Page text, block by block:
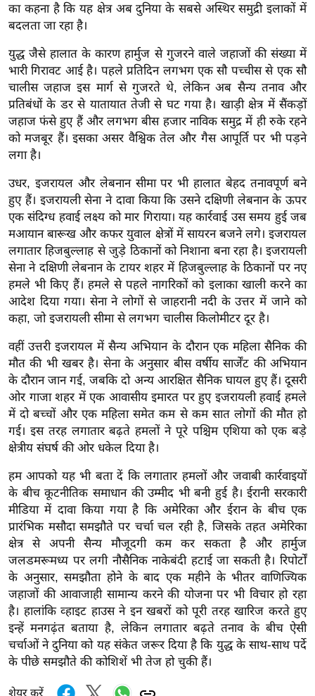
बॉ
ली
वु
ड
हॉ
ली
वु
ड
फि
ल्म
स
मी
क्षा
B
r
e
a
i
n
g
N
e
w
ला
इ
फ
स्टा
इ
ल
टे
क्नॉ
लॉ
जी
टी
का कहना है कि यह क्षेत्र अब दुनिया के सबसे अस्थिर समुद्री इलाकों में
बदलता जा रहा है।
युद्ध जैसे हालात के कारण हार्मुज से गुजरने वाले जहाजों की संख्या में
भारी गिरावट आई है। पहले प्रतिदिन लगभग एक सौ पच्चीस से एक सौ
चालीस जहाज इस मार्ग से गुजरते थे, लेकिन अब सैन्य तनाव और
प्रतिबंधों के डर से यातायात तेजी से घट गया है। खाड़ी क्षेत्र में सैंकड़ों
जहाज फंसे हुए हैं और लगभग बीस हजार नाविक समुद्र में ही रुके रहने
को मजबूर हैं। इसका असर वैश्विक तेल और गैस आपूर्ति पर भी पड़ने
लगा है।
उधर, इजरायल और लेबनान सीमा पर भी हालात बेहद तनावपूर्ण बने
हुए हैं। इजरायली सेना ने दावा किया कि उसने दक्षिणी लेबनान के ऊपर
एक संदिग्ध हवाई लक्ष्य को मार गिराया। यह कार्रवाई उस समय हुई जब
मआयान बारूख और कफर युवाल क्षेत्रों में सायरन बजने लगे। इजरायल
लगातार हिजबुल्लाह से जुड़े ठिकानों को निशाना बना रहा है। इजरायली
सेना ने दक्षिणी लेबनान के टायर शहर में हिजबुल्लाह के ठिकानों पर नए
हमले भी किए हैं। हमले से पहले नागरिकों को इलाका खाली करने का
आदेश दिया गया। सेना ने लोगों से जाहरानी नदी के उत्तर में जाने को
कहा, जो इजरायली सीमा से लगभग चालीस किलोमीटर दूर है।
वहीं उत्तरी इजरायल में सैन्य अभियान के दौरान एक महिला सैनिक की
मौत की भी खबर है। सेना के अनुसार बीस वर्षीय सार्जेंट की अभियान
के दौरान जान गई, जबकि दो अन्य आरक्षित सैनिक घायल हुए हैं। दूसरी
ओर गाजा शहर में एक आवासीय इमारत पर हुए इजरायली हवाई हमले
में दो बच्चों और एक महिला समेत कम से कम सात लोगों की मौत हो
गई। इस तरह लगातार बढ़ते हमलों ने पूरे पश्चिम एशिया को एक बड़े
क्षेत्रीय संघर्ष की ओर धकेल दिया है।
हम आपको यह भी बता दें कि लगातार हमलों और जवाबी कार्रवाइयों
के बीच कूटनीतिक समाधान की उम्मीद भी बनी हुई है। ईरानी सरकारी
मीडिया में दावा किया गया है कि अमेरिका और ईरान के बीच एक
प्रारंभिक मसौदा समझौते पर चर्चा चल रही है, जिसके तहत अमेरिका
क्षेत्र से अपनी सैन्य मौजूदगी कम कर सकता है और हार्मुज
जलडमरूमध्य पर लगी नौसैनिक नाकेबंदी हटाई जा सकती है। रिपोर्टों
के अनुसार, समझौता होने के बाद एक महीने के भीतर वाणिज्यिक
जहाजों की आवाजाही सामान्य करने की योजना पर भी विचार हो रहा
है। हालांकि व्हाइट हाउस ने इन खबरों को पूरी तरह खारिज करते हुए
इन्हें मनगढ़ंत बताया है, लेकिन लगातार बढ़ते तनाव के बीच ऐसी
चर्चाओं ने दुनिया को यह संकेत जरूर दिया है कि युद्ध के साथ-साथ पर्दे
के पीछे समझौते की कोशिशें भी तेज हो चुकी हैं।
शेयर करें